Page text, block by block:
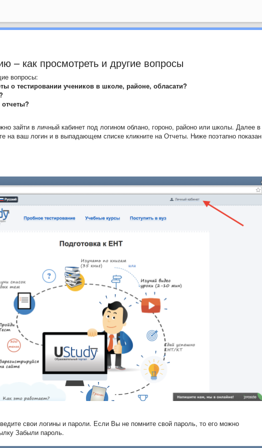
– как просмотреть и другие вопросы
вопросы:
о тестировании учеников в школе, районе, обласати?
зайти в личный кабинет под логином облано, гороно, районо или школы. Далее в
на ваш логин и в выпадающем списке кликните на Отчеты. Ниже поэтапно показан
свои логины и пароли. Если Вы не помните свой пароль, то его можно
Забыли пароль.